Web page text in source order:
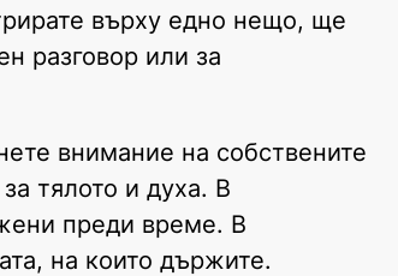
върху едно нещо, ще
разговор или за
внимание на собствените
тялото и духа. В
преди време. В
на които държите.